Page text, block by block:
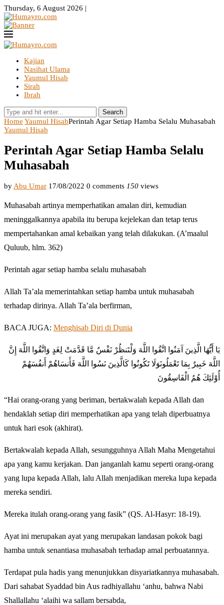
Thursday, 6 August 2026 |
Kajian
Nasihat Ulama
Yaumul Hisab
Sirah
Ibrah
Search
Home Yaumul HisabPerintah Agar Setiap Hamba Selalu Muhasabah
Yaumul Hisab
Perintah Agar Setiap Hamba Selalu
Muhasabah
by Abu Umar 17/08/2022 0 comments 150 views
Muhasabah artinya memperhatikan amalan diri, kemudian
meninggalkannya apabila itu berupa kejelekan dan tetap terus
mempertahankan amal kebaikan yang telah dilakukan. (A’maalul
Quluub, hlm. 362)
Perintah agar setiap hamba selalu muhasabah
Allah Ta’ala memerintahkan setiap hamba untuk muhasabah
terhadap dirinya. Allah Ta’ala berfirman,
BACA JUGA: Menghisab Diri di Dunia
يَا أَيُّهَا الَّذِينَ آمَنُوا اتَّقُوا اللَّهَ وَلْتَنظُرْ نَفْسٌ مَّا قَدَّمَتْ لِغَدٍ وَاتَّقُوا اللَّهَ إِنَّ
اللَّهَ خَبِيرٌ بِمَا تَعْمَلُونَوَلَا تَكُونُوا كَالَّذِينَ نَسُوا اللَّهَ فَأَنسَاهُمْ أَنفُسَهُمْ
أُوْلَئِكَ هُمُ الْفَاسِقُونَ
“Hai orang-orang yang beriman, bertakwalah kepada Allah dan
hendaklah setiap diri memperhatikan apa yang telah diperbuatnya
untuk hari esok (akhirat).
Bertakwalah kepada Allah, sesungguhnya Allah Maha Mengetahui
apa yang kamu kerjakan. Dan janganlah kamu seperti orang-orang
yang lupa kepada Allah, lalu Allah menjadikan mereka lupa kepada
mereka sendiri.
Mereka itulah orang-orang yang fasik” (QS. Al-Hasyr: 18-19).
Ayat ini merupakan ayat yang merupakan landasan pokok bagi
hamba untuk senantiasa muhasabah terhadap amal perbuatannya.
Terdapat pula hadis yang menunjukkan disyariatkannya muhasabah.
Dari sahabat Syaddad bin Aus radhiyallahu ‘anhu, bahwa Nabi
Shallallahu ‘alaihi wa sallam bersabda,